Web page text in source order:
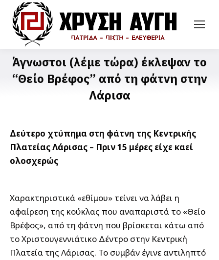
Άγνωστοι (λέμε τώρα) έκλεψαν το
“Θείο Βρέφος” από τη φάτνη στην
Λάρισα
Δεύτερο χτύπημα στη φάτνη της Κεντρικής
Πλατείας Λάρισας – Πριν 15 μέρες είχε καεί
ολοσχερώς
Χαρακτηριστικά «εθίμου» τείνει να λάβει η
αφαίρεση της κούκλας που αναπαριστά το «Θείο
Βρέφος», από τη φάτνη που βρίσκεται κάτω από
το Χριστουγεννιάτικο Δέντρο στην Κεντρική
Πλατεία της Λάρισας. Το συμβάν έγινε αντιληπτό